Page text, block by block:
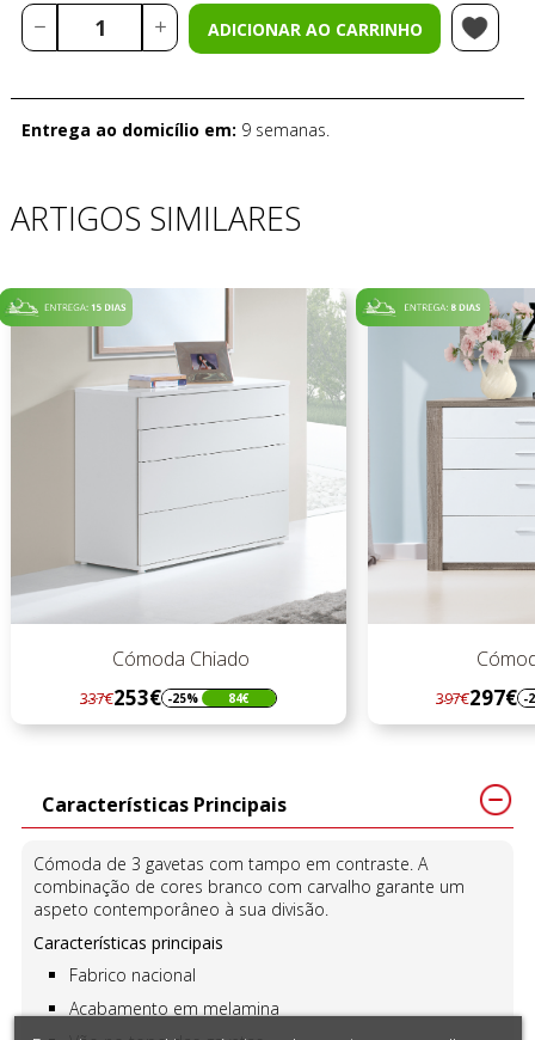
ADICIONAR AO CARRINHO
Entrega ao domicílio em: 9 semanas.
ARTIGOS SIMILARES
Cómoda Paris
Regular
preço
397€ 297€
Preço
Características Principais
Cómoda de 3 gavetas com tampo em contraste. A
combinação de cores branco com carvalho garante um
aspeto contemporâneo à sua divisão.
Características principais
Fabrico nacional
Acabamento em melamina